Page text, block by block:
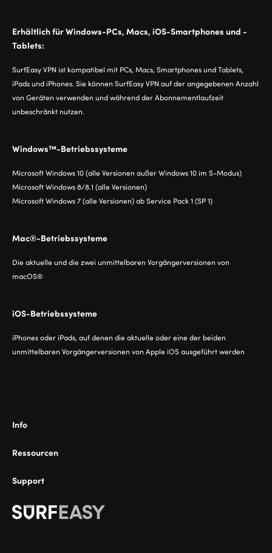
Erhältlich für Windows-PCs, Macs, iOS-Smartphones und -
Tablets:
SurfEasy VPN ist kompatibel mit PCs, Macs, Smartphones und Tablets,
iPads und iPhones. Sie können SurfEasy VPN auf der angegebenen Anzahl
von Geräten verwenden und während der Abonnementlaufzeit
unbeschränkt nutzen.
Windows™-Betriebssysteme
Microsoft Windows 10 (alle Versionen außer Windows 10 im S-Modus)
Microsoft Windows 8/8.1 (alle Versionen)
Microsoft Windows 7 (alle Versionen) ab Service Pack 1 (SP 1)
Mac®-Betriebssysteme
Die aktuelle und die zwei unmittelbaren Vorgängerversionen von
macOS®
iOS-Betriebssysteme
iPhones oder iPads, auf denen die aktuelle oder eine der beiden
unmittelbaren Vorgängerversionen von Apple iOS ausgeführt werden
Info
Ressourcen
Support